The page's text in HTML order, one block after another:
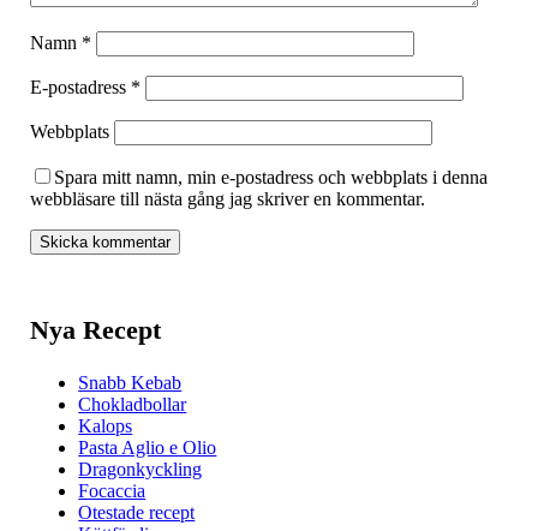
Namn *
E-postadress *
Webbplats
Spara mitt namn, min e-postadress och webbplats i denna
webbläsare till nästa gång jag skriver en kommentar.
Nya Recept
Snabb Kebab
Chokladbollar
Kalops
Pasta Aglio e Olio
Dragonkyckling
Focaccia
Otestade recept